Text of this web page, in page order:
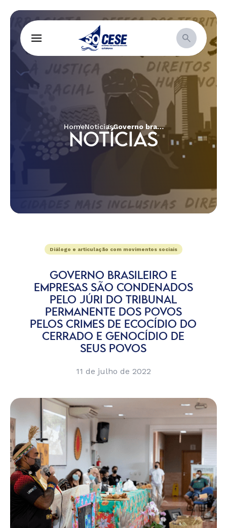
HomeNotícias Governo brasileiro e empresas são condenados pelo júri do Tribunal Permanente dos Povos pelos crimes de ecocídio do Cerrado e genocídio de seus povos
NOTÍCIAS
Diálogo e articulação com movimentos sociais
GOVERNO BRASILEIRO E
EMPRESAS SÃO CONDENADOS
PELO JÚRI DO TRIBUNAL
PERMANENTE DOS POVOS
PELOS CRIMES DE ECOCÍDIO DO
CERRADO E GENOCÍDIO DE
SEUS POVOS
11 de julho de 2022